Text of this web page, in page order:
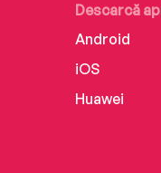
Descarcă
Android
iOS
Huawei